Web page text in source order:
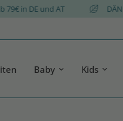
ab 79€ in DE und AT
Baby Kids